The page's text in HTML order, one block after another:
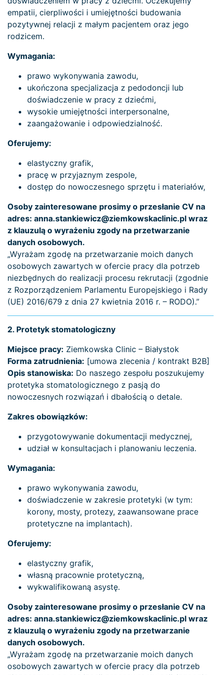
empatii, cierpliwości i umiejętności budowania
pozytywnej relacji z małym pacjentem oraz jego
rodzicem.
Wymagania:
prawo wykonywania zawodu,
ukończona specjalizacja z pedodoncji lub
doświadczenie w pracy z dziećmi,
wysokie umiejętności interpersonalne,
zaangażowanie i odpowiedzialność.
Oferujemy:
elastyczny grafik,
pracę w przyjaznym zespole,
dostęp do nowoczesnego sprzętu i materiałów,
Osoby zainteresowane prosimy o przesłanie CV na
adres: anna.stankiewicz@ziemkowskaclinic.pl wraz
z klauzulą o wyrażeniu zgody na przetwarzanie
danych osobowych.
„Wyrażam zgodę na przetwarzanie moich danych
osobowych zawartych w ofercie pracy dla potrzeb
niezbędnych do realizacji procesu rekrutacji (zgodnie
z Rozporządzeniem Parlamentu Europejskiego i Rady
(UE) 2016/679 z dnia 27 kwietnia 2016 r. – RODO).”
2. Protetyk stomatologiczny
Miejsce pracy: Ziemkowska Clinic – Białystok
Forma zatrudnienia: [umowa zlecenia / kontrakt B2B]
Opis stanowiska: Do naszego zespołu poszukujemy
protetyka stomatologicznego z pasją do
nowoczesnych rozwiązań i dbałością o detale.
Zakres obowiązków:
przygotowywanie dokumentacji medycznej,
udział w konsultacjach i planowaniu leczenia.
Wymagania:
prawo wykonywania zawodu,
doświadczenie w zakresie protetyki (w tym:
korony, mosty, protezy, zaawansowane prace
protetyczne na implantach).
Oferujemy:
elastyczny grafik,
własną pracownie protetyczną,
wykwalifikowaną asystę.
Osoby zainteresowane prosimy o przesłanie CV na
adres: anna.stankiewicz@ziemkowskaclinic.pl wraz
z klauzulą o wyrażeniu zgody na przetwarzanie
danych osobowych.
„Wyrażam zgodę na przetwarzanie moich danych
osobowych zawartych w ofercie pracy dla potrzeb